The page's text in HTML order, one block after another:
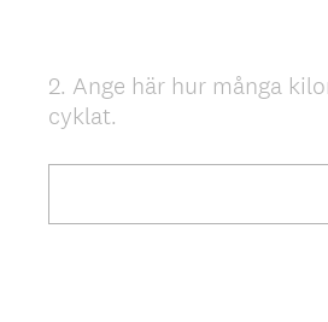
Question
Title
2. Ange här hur många
cyklat.